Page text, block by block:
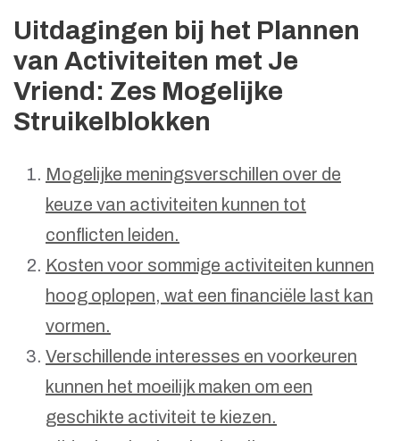
Uitdagingen bij het Plannen
van Activiteiten met Je
Vriend: Zes Mogelijke
Struikelblokken
Mogelijke meningsverschillen over de
keuze van activiteiten kunnen tot
conflicten leiden.
Kosten voor sommige activiteiten kunnen
hoog oplopen, wat een financiële last kan
vormen.
Verschillende interesses en voorkeuren
kunnen het moeilijk maken om een
geschikte activiteit te kiezen.